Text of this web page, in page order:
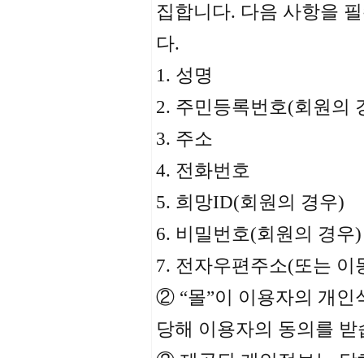
집합니다. 다음 사항을
다.
1. 성명
2. 주민등록번호(회원의
3. 주소
4. 전화번호
5. 희망ID(회원의 경우)
6. 비밀번호(회원의 경우)
7. 전자우편주소(또는 이
② “몰”이 이용자의 개인
당해 이용자의 동의를 받